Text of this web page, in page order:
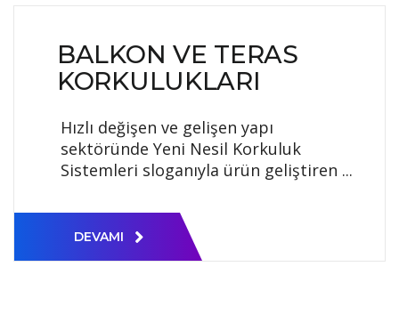
BALKON VE TERAS
KORKULUKLARI
Hızlı değişen ve gelişen yapı
sektöründe Yeni Nesil Korkuluk
Sistemleri sloganıyla ürün geliştiren ...
DEVAMI